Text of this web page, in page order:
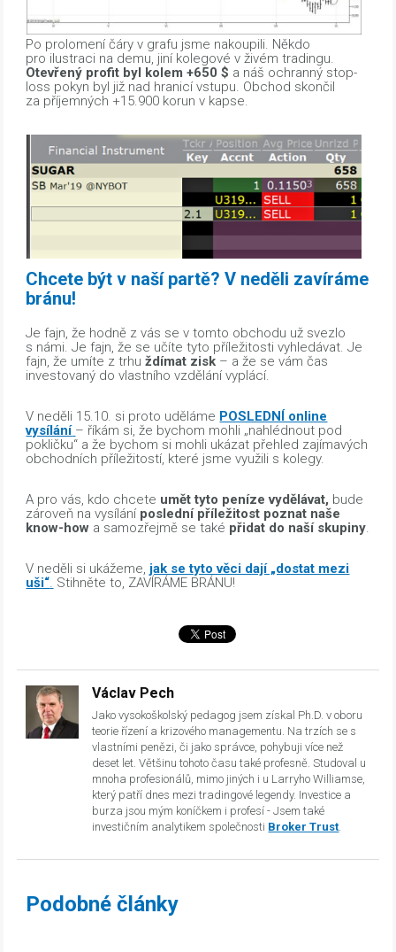
Po prolomení čáry v grafu jsme nakoupili. Někdo
pro ilustraci na demu, jiní kolegové v živém tradingu.
Otevřený profit byl kolem +650 $ a náš ochranný stop-
loss pokyn byl již nad hranicí vstupu. Obchod skončil
za příjemných +15.900 korun v kapse.
Chcete být v naší partě? V neděli zavíráme
bránu!
Je fajn, že hodně z vás se v tomto obchodu už svezlo
s námi. Je fajn, že se učíte tyto příležitosti vyhledávat. Je
fajn, že umíte z trhuždímat zisk – a že se vám čas
investovaný do vlastního vzdělání vyplácí.
V neděli 15.10. si proto uděláme POSLEDNÍ online
vysílání – říkám si, že bychom mohli „nahlédnout pod
pokličku“ a že bychom si mohli ukázat přehled zajímavých
obchodních příležitostí, které jsme využili s kolegy.
A pro vás, kdo chcete umět tyto peníze vydělávat, bude
zároveň na vysílání poslední příležitost poznat naše
know-how a samozřejmě se také přidat do naší skupiny
V neděli si ukážeme, jak se tyto věci dají „dostat mezi
uši“ Stihněte to, ZAVÍRÁME BRÁNU!
Václav Pech
Jako vysokoškolský pedagog jsem získal Ph.D. v oboru
teorie řízení a krizového managementu. Na trzích se s
vlastními penězi, či jako správce, pohybuji více než
deset let. Většinu tohoto času také profesně. Studoval u
mnoha profesionálů, mimo jiných i u Larryho Williamse,
který patří dnes mezi tradingové legendy. Investice a
burza jsou mým koníčkem i profesí - Jsem také
investičním analytikem společnosti Broker Trust
Podobné články